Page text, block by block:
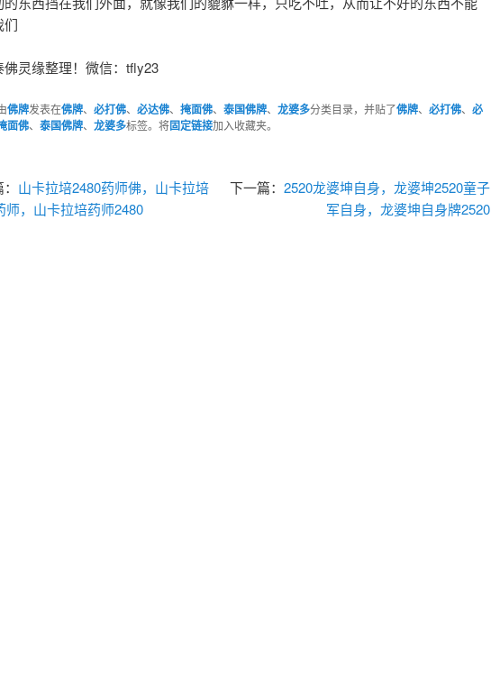
们
佛灵缘整理！微信：tfly23
佛牌发表在佛牌、 必打佛、 必达佛、 掩面佛、 泰国佛牌、 龙婆多分类目录，并贴了佛牌、 必打佛、 必
面佛、 泰国佛牌、 龙婆多标签。将固定链接加入收藏夹。
山卡拉培2480药师佛，山卡拉培
师，山卡拉培药师2480
下一篇： 2520龙婆坤自身，龙婆坤2520童子
军自身，龙婆坤自身牌2520